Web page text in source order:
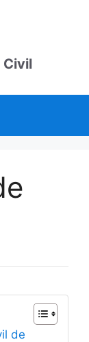
Civil
de